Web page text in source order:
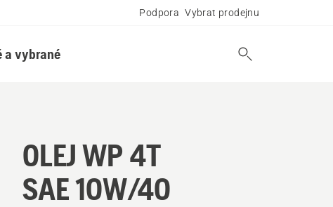
Podpora Vybrat prodejnu
a vybrané
OLEJ WP 4T
SAE 10W/40